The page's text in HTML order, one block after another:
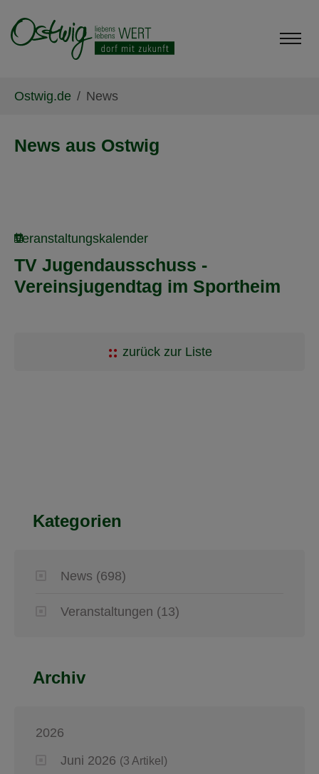
Ostwig.de News
News aus Ostwig
Veranstaltungskalender
TV Jugendausschuss -
Vereinsjugendtag im Sportheim
zurück zur Liste
Kategorien
News (698)
Veranstaltungen (13)
Archiv
2026
Juni 2026 (3 Artikel)